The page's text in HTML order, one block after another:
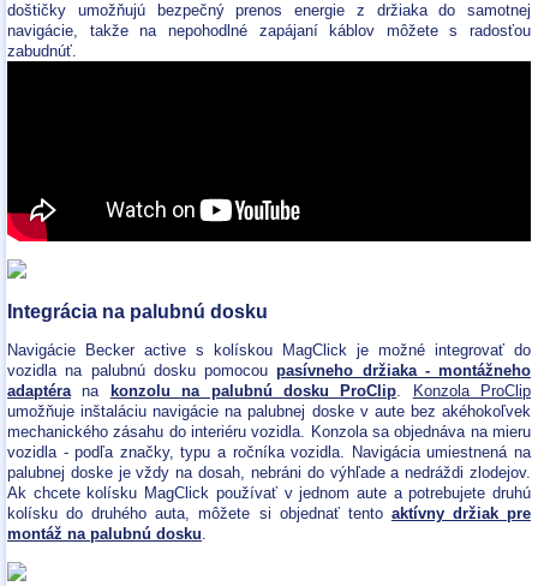
doštičky umožňujú bezpečný prenos energie z držiaka do samotnej
navigácie, takže na nepohodlné zapájaní káblov môžete s radosťou
zabudnúť.
Integrácia na palubnú dosku
Navigácie Becker active s kolískou MagClick je možné integrovať do
vozidla na palubnú dosku pomocoupasívneho držiaka - montážneho
adaptérana konzolu na palubnú dosku ProClip.
Konzola ProClip
umožňuje inštaláciu navigácie na palubnej doske v aute bez akéhokoľvek
mechanického zásahu do interiéru vozidla. Konzola sa objednáva na mieru
vozidla - podľa značky, typu a ročníka vozidla. Navigácia umiestnená na
palubnej doske je vždy na dosah, nebráni do výhľade a nedráždi zlodejov.
Ak chcete kolísku MagClick používať v jednom aute a potrebujete druhú
kolísku do druhého auta, môžete si objednať tento aktívny držiak pre
montáž na palubnú dosku.